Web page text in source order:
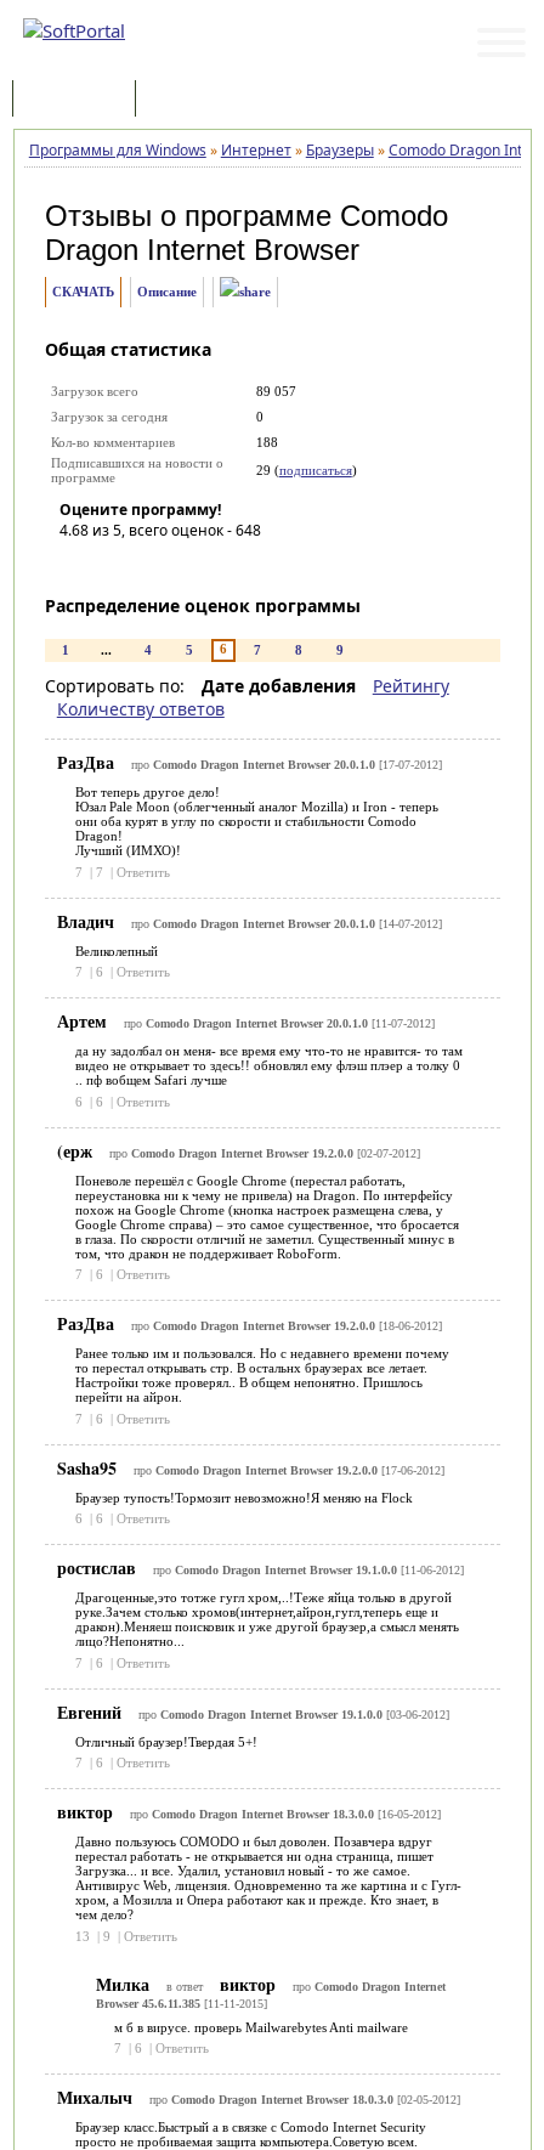
Программы для Windows » Интернет» Браузеры»Comodo Dragon
Отзывы о программе Comodo
Dragon Internet Browser
СКАЧАТЬ Описание
Общая статистика
Загрузок всего
89 057
Загрузок за сегодня
0
Кол-во комментариев
188
Подписавшихся на новости о
программе
29 (подписаться)
Оцените программу!
4.68из 5, всего оценок -648
Распределение оценок программы
1 ... 4 5 6 7 8 9
Сортировать по: Дате добавления
Рейтингу
Количеству ответов
РазДва про Comodo Dragon Internet Browser 20.0.1.0[17-07-2012]
Вот теперь другое дело!
Юзал Pale Moon (облегченный аналог Mozilla) и Iron - теперь
они оба курят в углу по скорости и стабильности Comodo
Dragon!
Лучший (ИМХО)!
7
| 7 | Ответить
Владич про Comodo Dragon Internet Browser 20.0.1.0[14-07-2012]
Великолепный
7
| 6 | Ответить
Артем про Comodo Dragon Internet Browser 20.0.1.0[11-07-2012]
да ну задолбал он меня- все время ему что-то не нравится- то там
видео не открывает то здесь!! обновлял ему флэш плэер а толку 0
.. пф вобщем Safari лучше
6
| 6 | Ответить
(ерж про Comodo Dragon Internet Browser 19.2.0.0[02-07-2012]
Поневоле перешёл с Google Chrome (перестал работать,
переустановка ни к чему не привела) на Dragon. По интерфейсу
похож на Google Chrome (кнопка настроек размещена слева, у
Google Chrome справа) – это самое существенное, что бросается
в глаза. По скорости отличий не заметил. Существенный минус в
том, что дракон не поддерживает RoboForm.
7
| 6 | Ответить
РазДва про Comodo Dragon Internet Browser 19.2.0.0[18-06-2012]
Ранее только им и пользовался. Но с недавнего времени почему
то перестал открывать стр. В остальнх браузерах все летает.
Настройки тоже проверял.. В общем непонятно. Пришлось
перейти на айрон.
7
| 6 | Ответить
Sasha95 про Comodo Dragon Internet Browser 19.2.0.0[17-06-2012]
Браузер тупость!Тормозит невозможно!Я меняю на Flock
6
| 6 | Ответить
ростислав про Comodo Dragon Internet Browser 19.1.0.0[11-06-2012]
Драгоценные,это тотже гугл хром,..!Теже яйца только в другой
руке.Зачем столько хромов(интернет,айрон,гугл,теперь еще и
дракон).Меняеш поисковик и уже другой браузер,а смысл менять
лицо?Непонятно...
7
| 6 | Ответить
Евгений про Comodo Dragon Internet Browser 19.1.0.0[03-06-2012]
Отличный браузер!Твердая 5+!
7
| 6 | Ответить
виктор про Comodo Dragon Internet Browser 18.3.0.0[16-05-2012]
Давно пользуюсь COMODO и был доволен. Позавчера вдруг
перестал работать - не открывается ни одна страница, пишет
Загрузка... и все. Удалил, установил новый - то же самое.
Антивирус Web, лицензия. Одновременно та же картина и с Гугл-
хром, а Мозилла и Опера работают как и прежде. Кто знает, в
чем дело?
13
| 9 | Ответить
Милка в ответ виктор про Comodo Dragon Internet
Browser 45.6.11.385[11-11-2015]
м б в вирусе. проверь Mailwarebytes Anti mailware
7
| 6 | Ответить
Михалыч про Comodo Dragon Internet Browser 18.0.3.0[02-05-2012]
Браузер класс.Быстрый а в связке с Comodo Internet Security
просто не пробиваемая защита компьютера.Советую всем.